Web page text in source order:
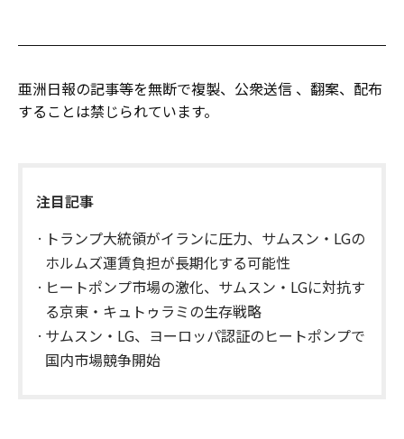
亜洲日報の記事等を無断で複製、公衆送信 、翻案、配布
することは禁じられています。
注目記事
トランプ大統領がイランに圧力、サムスン・LGの
ホルムズ運賃負担が長期化する可能性
ヒートポンプ市場の激化、サムスン・LGに対抗す
る京東・キュトゥラミの生存戦略
サムスン・LG、ヨーロッパ認証のヒートポンプで
国内市場競争開始